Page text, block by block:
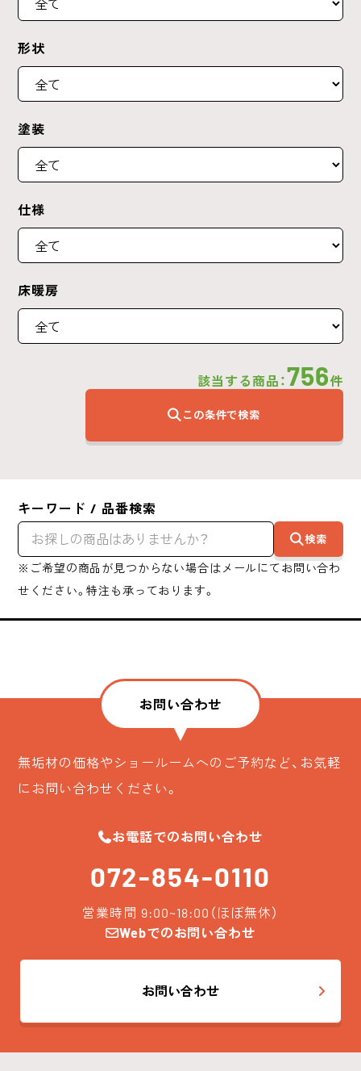
形状
塗装
仕様
床暖房
該当する商品：756件
この条件で検索
キーワード / 品番検索
検索
※ご希望の商品が見つからない場合はメールにてお問い合わ
せください。特注も承っております。
お問い合わせ
無垢材の価格やショールームへのご予約など、お気軽
にお問い合わせください。
お電話でのお問い合わせ
072-854-0110
営業時間 9:00~18:00（ほぼ無休）
Webでのお問い合わせ
お問い合わせ